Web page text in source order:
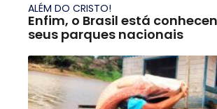
ALÉM DO CRISTO!
Enfim, o Brasil está
seus parques nacionais